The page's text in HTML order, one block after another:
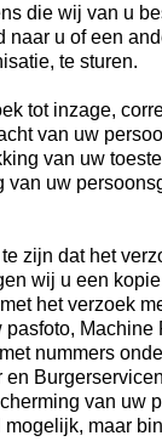
die wij van u
naar u of een
te sturen.
tot inzage,
van uw
van uw
van uw
zijn dat het
wij u een
het verzoek
pasfoto, Machine
nummers
en
van uw
mogelijk, maar